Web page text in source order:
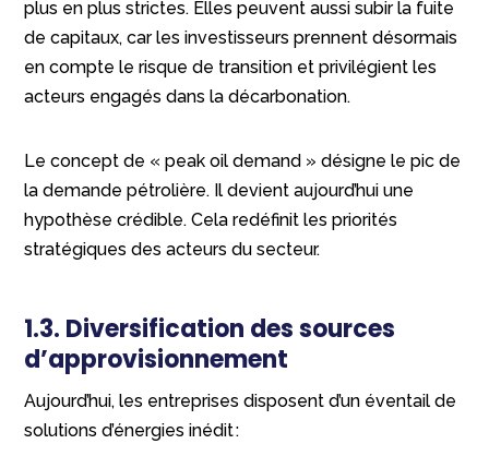
plus en plus strictes. Elles peuvent aussi subir la fuite
de capitaux, car les investisseurs prennent désormais
en compte le risque de transition et privilégient les
acteurs engagés dans la décarbonation.
Le concept de « peak oil demand » désigne le pic de
la demande pétrolière. Il devient aujourd’hui une
hypothèse crédible. Cela redéfinit les priorités
stratégiques des acteurs du secteur.
1.3. Diversification des sources
d’approvisionnement
Aujourd’hui, les entreprises disposent d’un éventail de
solutions d’énergies inédit :